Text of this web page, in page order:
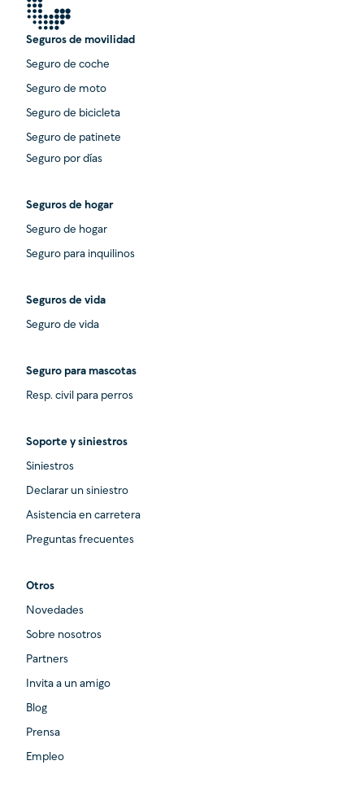
Seguros de movilidad
Seguro de coche
Seguro de moto
Seguro de bicicleta
Seguro de patinete
Seguro por días
Seguros de hogar
Seguro de hogar
Seguro para inquilinos
Seguros de vida
Seguro de vida
Seguro para mascotas
Resp. civil para perros
Soporte y siniestros
Siniestros
Declarar un siniestro
Asistencia en carretera
Preguntas frecuentes
Otros
Novedades
Sobre nosotros
Partners
Invita a un amigo
Blog
Prensa
Empleo